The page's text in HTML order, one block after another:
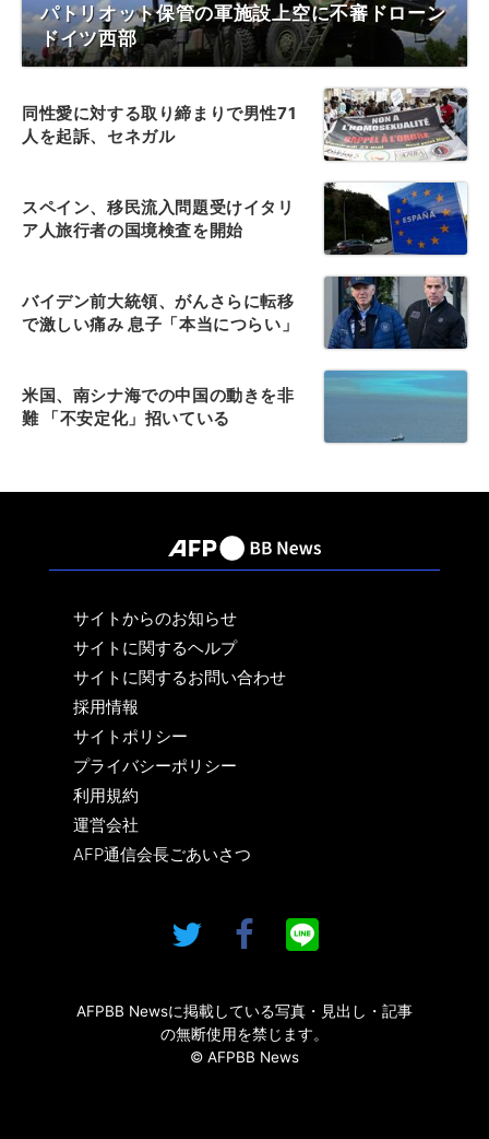
パトリオット保管の軍施設上空に不審ドローン
ドイツ西部
同性愛に対する取り締まりで男性71
人を起訴、セネガル
スペイン、移民流入問題受けイタリ
ア人旅行者の国境検査を開始
バイデン前大統領、がんさらに転移
で激しい痛み 息子「本当につらい」
米国、南シナ海での中国の動きを非
難 「不安定化」招いている
サイトからのお知らせ
サイトに関するヘルプ
サイトに関するお問い合わせ
採用情報
サイトポリシー
プライバシーポリシー
利用規約
運営会社
AFP通信会長ごあいさつ
AFPBB Newsに掲載している写真・見出し・記事
の無断使用を禁じます。
© AFPBB News